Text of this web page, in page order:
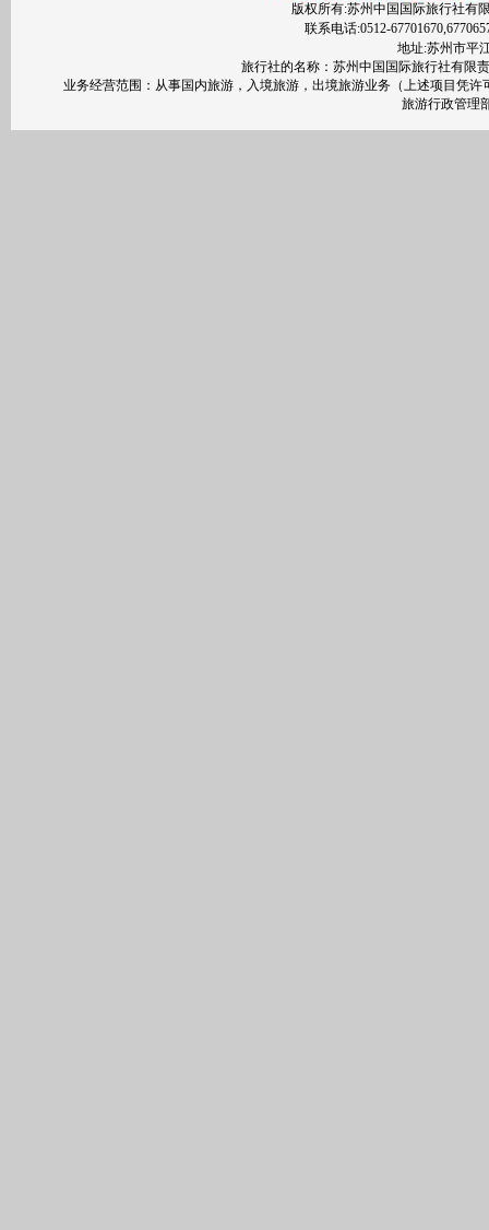
版权所有:苏州中国国际旅行社有限
联系电话:0512-
地址:苏州市平
旅行社的名称：苏州中国国际旅行社有
业务经营范围：从事国内旅游，入境旅游，出境旅游业务（上述项目凭
旅游行政管理